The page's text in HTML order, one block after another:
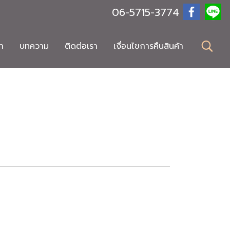
06-5715-3774
บทความ ติดต่อเรา เงื่อนไขการคืนสินค้า